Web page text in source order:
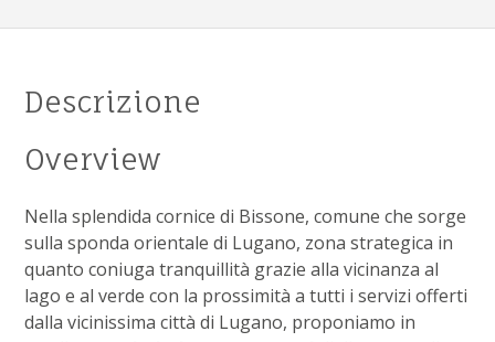
Descrizione
Overview
Nella splendida cornice di Bissone, comune che sorge
sulla sponda orientale di Lugano, zona strategica in
quanto coniuga tranquillità grazie alla vicinanza al
lago e al verde con la prossimità a tutti i servizi offerti
dalla vicinissima città di Lugano, proponiamo in